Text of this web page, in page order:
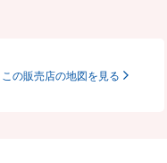
この販売店の地図を見る